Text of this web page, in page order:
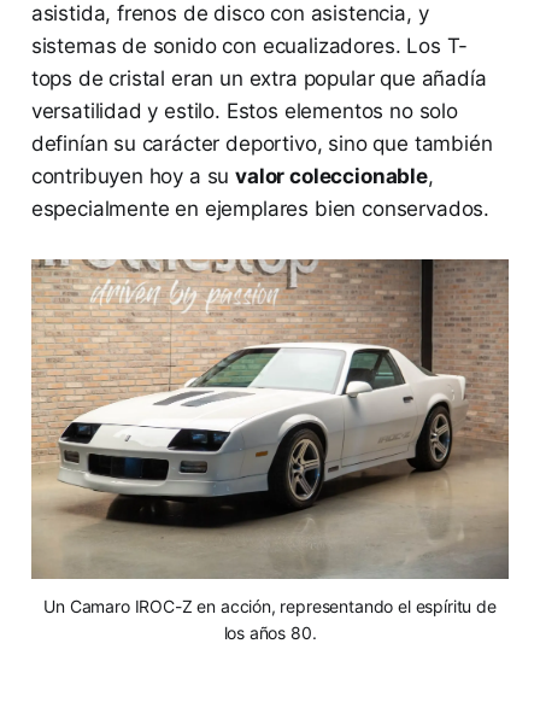
asistida, frenos de disco con asistencia, y
sistemas de sonido con ecualizadores. Los T-
tops de cristal eran un extra popular que añadía
versatilidad y estilo. Estos elementos no solo
definían su carácter deportivo, sino que también
contribuyen hoy a suvalor coleccionable,
especialmente en ejemplares bien conservados.
Un Camaro IROC-Z en acción, representando el espíritu de
los años 80.